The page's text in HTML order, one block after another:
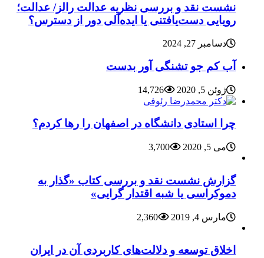
نشست نقد و بررسی نظریه عدالت رالز/ عدالت؛
رویایی دست‌یافتنی یا ایده‌آلی دور از دسترس؟
دسامبر 27, 2024
آب کم جو تشنگی آور بدست
ژوئن 5, 2020 14,726
چرا استادی دانشگاه در اصفهان را رها کردم؟
می 5, 2020 3,700
گزارش نشست نقد و بررسی کتاب «گذار به
دموکراسی یا شبه اقتدار گرایی»
مارس 4, 2019 2,360
اخلاق توسعه و دلالت‌های کاربردی آن در ایران